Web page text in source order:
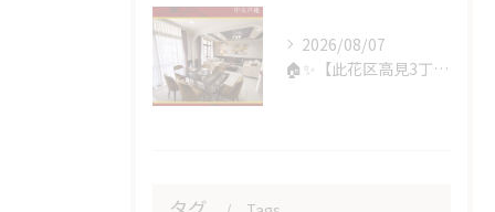
2026/08/07
🏠✨【此花区高見3丁目｜中古戸建】✨🏠